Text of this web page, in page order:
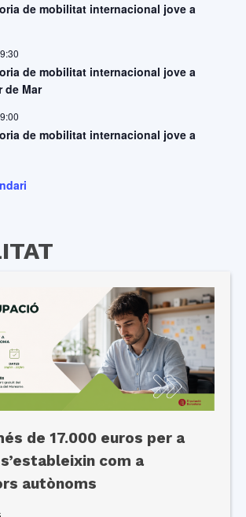
de mobilitat internacional jove a
de mobilitat internacional jove a
de Mar
de mobilitat internacional jove a
de 17.000 euros per a
com a
autònoms